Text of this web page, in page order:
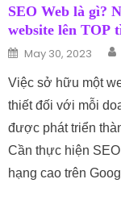
SEO Web là gì?
website lên TOP
Posted on
May 30, 2023
Việc sở hữu một
thiết đối với mỗi
được phát triển
Cần thực hiện
hạng cao trên